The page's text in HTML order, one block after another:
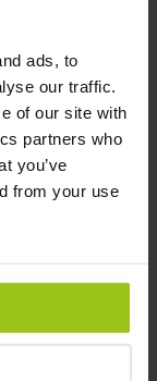
ads, to
our traffic.
of our site with
partners who
you’ve
from your use
om
kunnen
behoeften